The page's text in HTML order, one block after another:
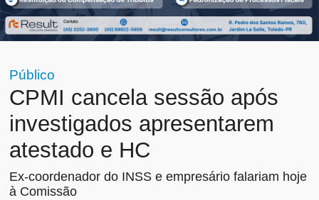
Público
CPMI cancela sessão após
investigados apresentarem
atestado e HC
Ex-coordenador do INSS e empresário falariam hoje
à Comissão